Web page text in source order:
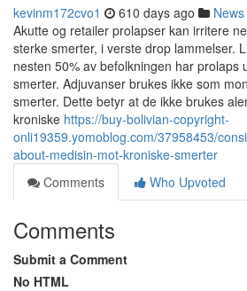
kevinm172cvo1 610 days ago News
Akutte og retailer prolapser kan irritere
sterke smerter, i verste drop lammelser.
nesten 50% av befolkningen har prolaps
smerter. Adjuvanser brukes ikke som
smerter. Dette betyr at de ikke brukes
kroniske https://buy-bolivian-copyright-
onli19359.yomoblog.com/37958453/
about-medisin-mot-kroniske-smerter
Comments
Who Upvoted
Comments
Submit a Comment
No HTML